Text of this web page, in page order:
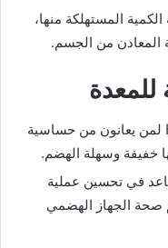
المستهلكة منها،
من الجسم.
للمعدة
لمن يعانون من حساسية
خفيفة وسهلة الهضم.
في تحسين عملية
صحة الجهاز الهضمي